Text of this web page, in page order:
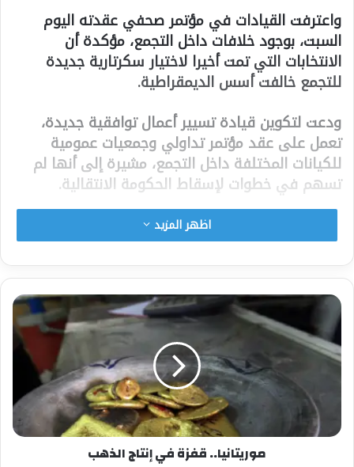
واعترفت القيادات في مؤتمر صحفي عقدته اليوم
السبت، بوجود خلافات داخل التجمع، مؤكدة أن
الانتخابات التي تمت أخيرا لاختيار سكرتارية جديدة
للتجمع خالفت أسس الديمقراطية.
ودعت لتكوين قيادة تسيير أعمال توافقية جديدة،
تعمل على عقد مؤتمر تداولي وجمعيات عمومية
للكيانات المختلفة داخل التجمع، مشيرة إلى أنها لم
تسهم في خطوات لإسقاط الحكومة الانتقالية.
وقال القيادي في التجمع محمد ناجي الأصم، إن
“هناك تكتلا حزبيا داخل التجمع عطل الفترة الانتقالية”.
وتأتي الخلافات في ظل اتهامات بسيطرة الحزب
الشيوعي على قيادة التجمع المنتخبة والمعروفة
برفضها لوجود الجيش في السلطة.
ودعا الناطق الرسمي الجديد باسم التجمع حسن
فاروق على حسابه بمواقع التواصل الاجتماعي
“لإسقاط الحكومة الحالية”، في وقت انتشرت فيه على
نطاق واسع دعوات لتظاهرات مليونية في الـ30 من
يونيو الحالي، لاستعادة مسار الثورة.
اظهر المزيد
موريتانيا.. قفزة في إنتاج الذهب